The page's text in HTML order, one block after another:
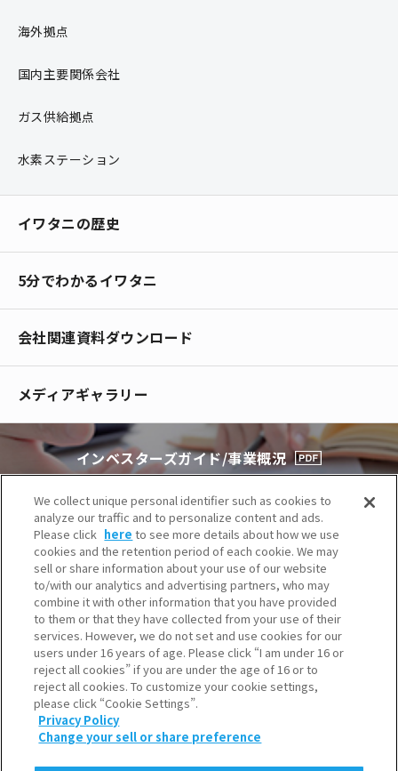
海外拠点
国内主要関係会社
ガス供給拠点
水素ステーション
イワタニの歴史
5分でわかるイワタニ
会社関連資料ダウンロード
メディアギャラリー
インベスターズガイド/事業概況
We collect unique personal identifier such as cookies to
analyze our traffic and to personalize content and ads.
Please click here to see more details about how we use
cookies and the retention period of each cookie. We may
sell or share information about your use of our website
to/with our analytics and advertising partners, who may
combine it with other information that you have provided
to them or that they have collected from your use of their
services. However, we do not set and use cookies for our
users under 16 years of age. Please click “I am under 16 or
reject all cookies” if you are under the age of 16 or to
reject all cookies. To customize your cookie settings,
please click “Cookie Settings”.
Privacy Policy
Change your sell or share preference